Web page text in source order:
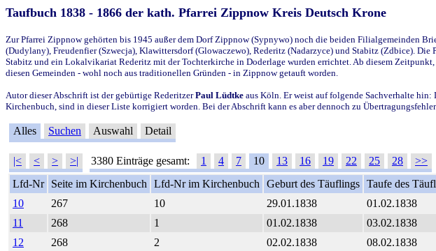
Taufbuch 1838 - 1866 der kath. Pfarrei Zippnow Kreis Deutsch Krone
Zur Pfarrei Zippnow gehörten bis 1945 außer dem Dorf Zippnow (Sypnywo) noch die beiden Filialgemeinden
(Dudylany), Freudenfier (Szwecja), Klawittersdorf (Glowaczewo), Rederitz (Nadarzyce) und Stabitz (Zdbice).
Stabitz und ein Lokalvikariat Rederitz mit der Tochterkirche in Doderlage wurden errichtet. Ab diesem
diesen Gemeinden - wohl noch aus traditionellen Gründen - in Zippnow getauft worden.
Autor dieser Abschrift ist der gebürtige RederitzerPaul Lüdtke aus Köln. Er weist auf folgende Sachverhalte
Kirchenbuch, sind in dieser Liste korrigiert worden. Bei der Abschrift kann es aber dennoch zu
Alles Suchen Auswahl Detail
|< < > >| 3380 Einträge gesamt: 1 4 7 10 13 16 19 22 25 28
>>
Lfd-Nr
Seite im Kirchenbuch Lfd-Nr im Kirchenbuch Geburt des Täuflings Taufe des
10
267 10 29.01.1838 01.02.1838
11
268 1 01.02.1838 03.02.1838
12
268 2 02.02.1838 08.02.1838